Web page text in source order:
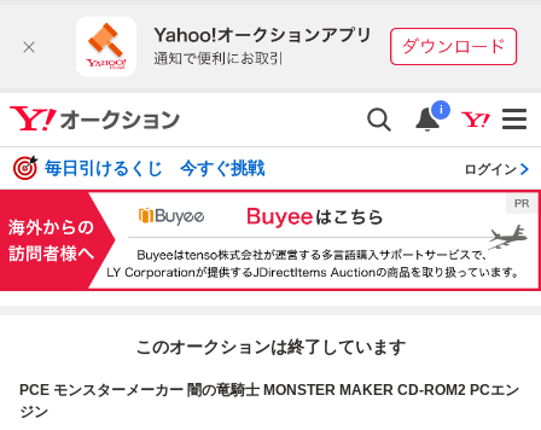
i
毎日引けるくじ 今すぐ挑戦 ログイン
このオークションは終了しています
PCE モンスターメーカー 闇の竜騎士 MONSTER MAKER CD-ROM2 PCエン
ジン